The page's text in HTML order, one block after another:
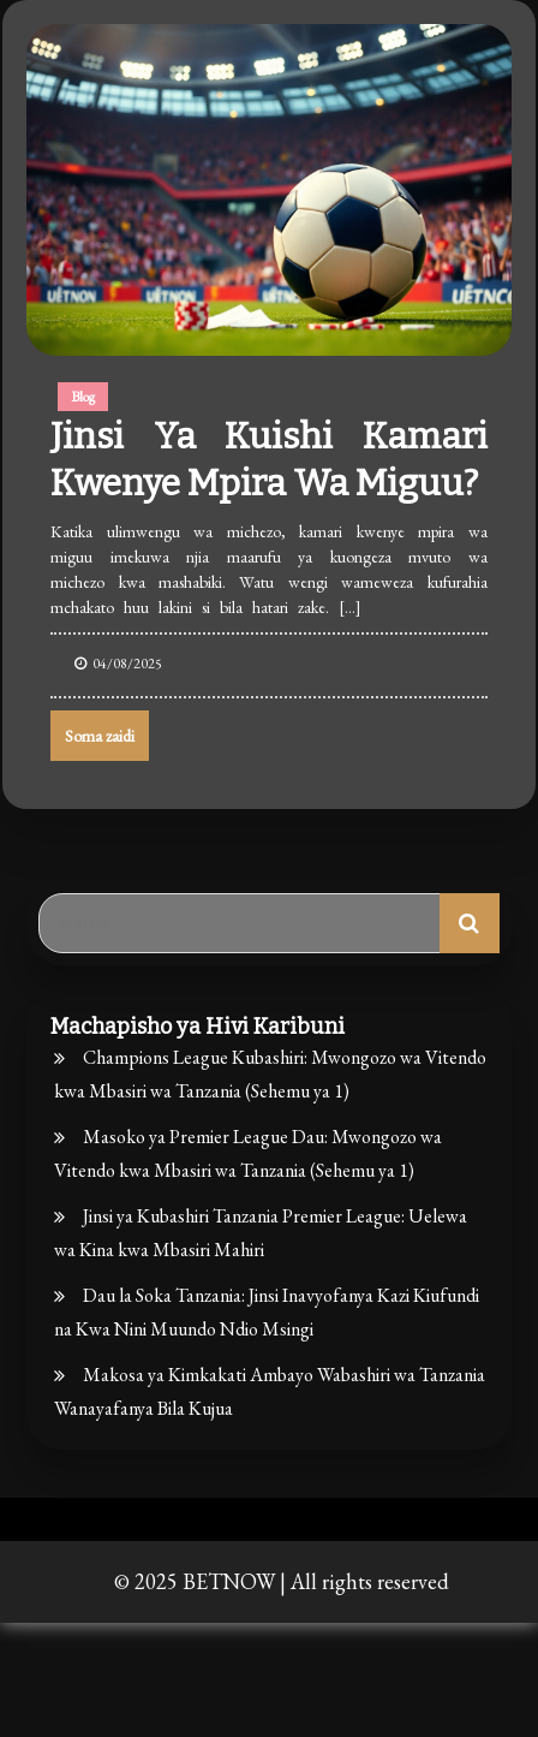
Blog
Jinsi Ya Kuishi Kamari
Kwenye Mpira Wa Miguu?
Katika ulimwengu wa michezo, kamari kwenye mpira wa
miguu imekuwa njia maarufu ya kuongeza mvuto wa
michezo kwa mashabiki. Watu wengi wameweza kufurahia
mchakato huu lakini si bila hatari zake. […]
04/08/2025
Soma zaidi
Search
for:
Machapisho ya Hivi Karibuni
Champions League Kubashiri: Mwongozo wa Vitendo
kwa Mbasiri wa Tanzania (Sehemu ya 1)
Masoko ya Premier League Dau: Mwongozo wa
Vitendo kwa Mbasiri wa Tanzania (Sehemu ya 1)
Jinsi ya Kubashiri Tanzania Premier League: Uelewa
wa Kina kwa Mbasiri Mahiri
Dau la Soka Tanzania: Jinsi Inavyofanya Kazi Kiufundi
na Kwa Nini Muundo Ndio Msingi
Makosa ya Kimkakati Ambayo Wabashiri wa Tanzania
Wanayafanya Bila Kujua